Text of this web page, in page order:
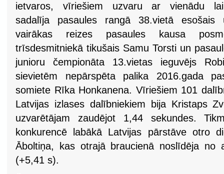
ietvaros, vīriešiem uzvaru ar vienādu
sadalīja pasaules rangā 38.vietā esošais
vairākas reizes pasaules kausa
trīsdesmitniekā tikušais Samu Torsti un
junioru čempionāta 13.vietas ieguvējs
sievietēm nepārspēta palika 2016.gada
somiete Rīka Honkanena. Vīriešiem 101
Latvijas izlases dalībniekiem bija Kristaps
uzvarētājam zaudējot 1,44 sekundes.
konkurencē labākā Latvijas pārstāve otro
Āboltiņa, kas otrajā braucienā noslīdēja no
(+5,41 s).